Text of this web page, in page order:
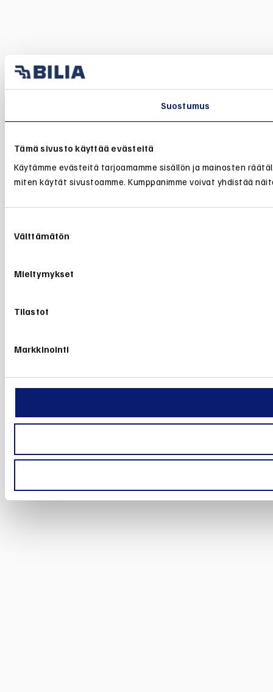
Suostumus
Tämä sivusto käyttää evästeitä
Käytämme evästeitä tarjoamamme sisällön ja mainosten
miten käytät sivustoamme. Kumppanimme voivat yhdistää
valinta
Välttämätön
Mieltymykset
Tilastot
Markkinointi